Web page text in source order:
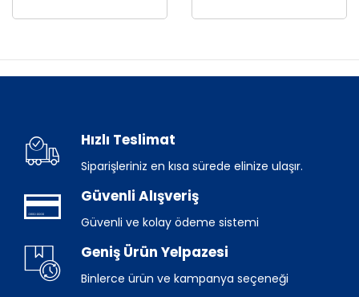
Hızlı Teslimat
Siparişleriniz en kısa sürede elinize ulaşır.
Güvenli Alışveriş
Güvenli ve kolay ödeme sistemi
Geniş Ürün Yelpazesi
Binlerce ürün ve kampanya seçeneği